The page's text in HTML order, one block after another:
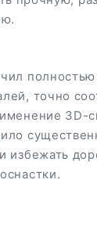
точно
3D-
избежать